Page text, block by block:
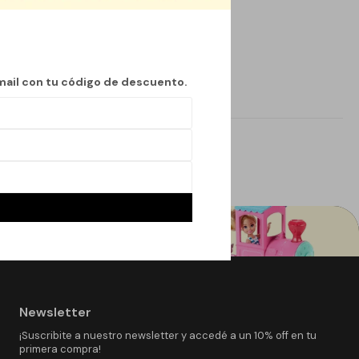
con tu código de descuento.
Newsletter
¡Suscribite a nuestro newsletter y accedé a un 10% off en tu
primera compra!